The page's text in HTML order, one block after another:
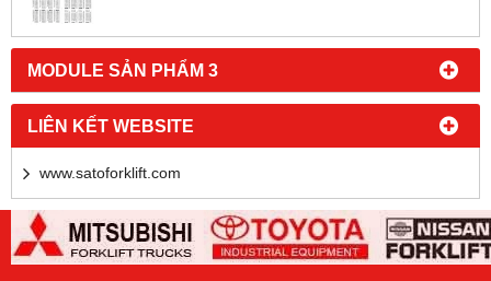
MODULE SẢN PHẨM 3
LIÊN KẾT WEBSITE
www.satoforklift.com